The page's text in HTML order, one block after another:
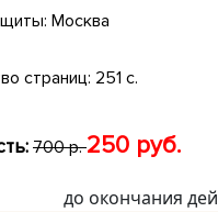
Москва
страниц: 251 с.
700 р.250 руб.
до окончания